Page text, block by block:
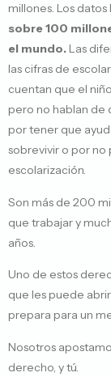
millones. Los
sobre 100
el mundo. Las
las cifras de
cuentan que el
pero no hablan de
por tener que
sobrevivir o por no
escolarización.
Son más de 200
que trabajar y
años.
Uno de estos
que les puede
prepara para un
Nosotros
derecho, y tú.